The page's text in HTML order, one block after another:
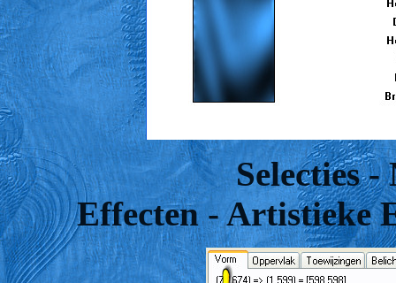
Selecties -
Effecten - Artistieke